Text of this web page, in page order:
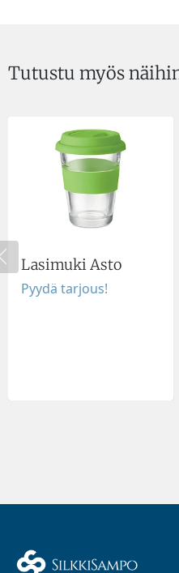
Tutustu myös
Lasimuki Asto
Pyydä tarjous!